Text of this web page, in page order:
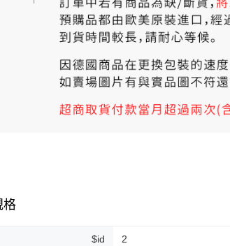
格
$id 2